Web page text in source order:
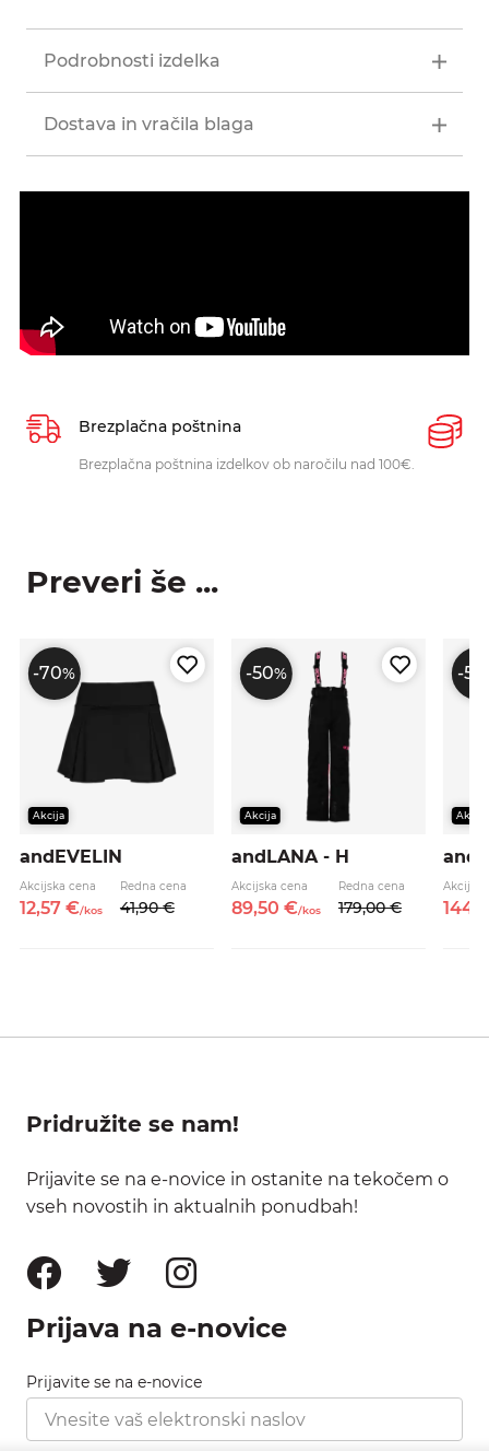
Podrobnosti izdelka
Dostava in vračila blaga
Brezplačna poštnina
Brezplačna poštnina izdelkov ob naročilu nad 100€.
Preveri še ...
-70%
Akcija
andEVELIN
Akcijska cena
12,57 €/kos
Redna cena
41,90 €
-50%
Akcija
andLANA - H
Akcijska cena
89,50 €/kos
Redna cena
179,00 €
-50
Akcija
144,
Pridružite se nam!
Prijavite se na e-novice in ostanite na tekočem o
vseh novostih in aktualnih ponudbah!
Prijava na e-novice
Prijavite se na e-novice